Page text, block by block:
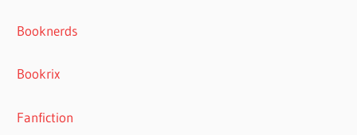
Booknerds
Bookrix
Fanfiction